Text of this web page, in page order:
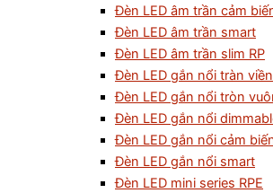
Đèn LED âm trần cảm
Đèn LED âm trần smart
Đèn LED âm trần slim RP
Đèn LED gắn nổi tràn viền
Đèn LED gắn nổi tròn
Đèn LED gắn nổi
Đèn LED gắn nổi cảm
Đèn LED gắn nổi smart
Đèn LED mini series RPE